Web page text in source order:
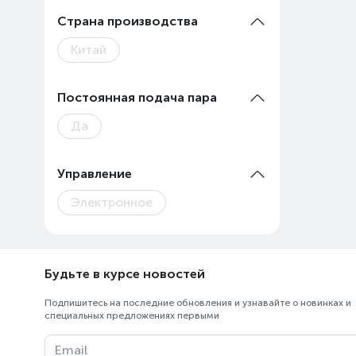
ТЦ «Султан»
Страна производства
Китай
Постоянная подача пара
Да
Управление
Электронное
Будьте в курсе новостей
Подпишитесь на последние обновления и узнавайте о новинках и
специальных предложениях первыми
Email